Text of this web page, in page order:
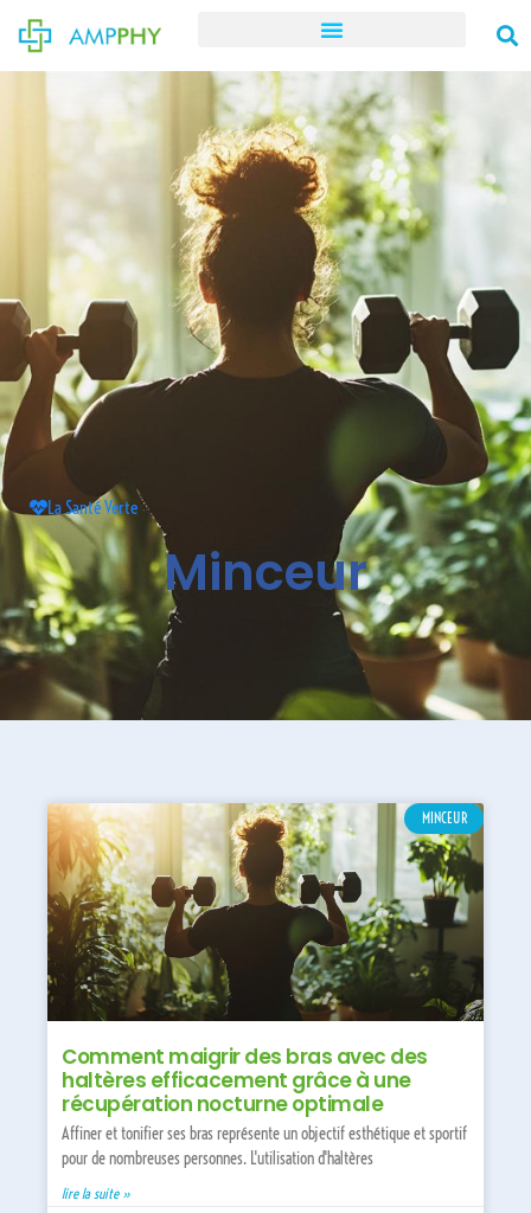
La Santé Verte
Minceur
MINCEUR
Comment maigrir des bras avec des
haltères efficacement grâce à une
récupération nocturne optimale
Affiner et tonifier ses bras représente un objectif esthétique et sportif
pour de nombreuses personnes. L'utilisation d'haltères
lire la suite »